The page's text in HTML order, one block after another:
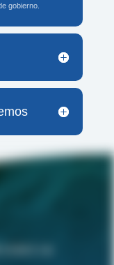
gobierno.